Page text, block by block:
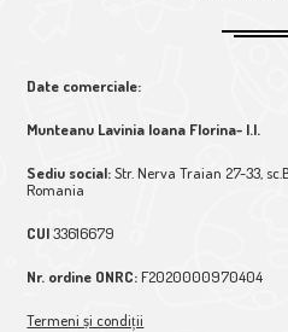
Date comerciale:
Munteanu Lavinia Ioana Florina- I.I.
Sediu social:Str. Nerva Traian 27-33,
Romania
CUI33616679
Nr. ordine ONRC:F2020000970404
Termeni și condiții